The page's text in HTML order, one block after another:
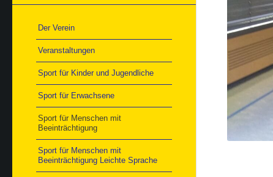
Der Verein
Veranstaltungen
Sport für Kinder und Jugendliche
Sport für Erwachsene
Sport für Menschen mit
Beeinträchtigung
Sport für Menschen mit
Beeinträchtigung Leichte Sprache